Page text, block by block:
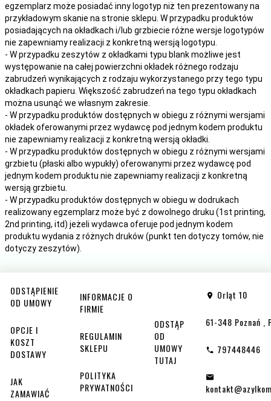
egzemplarz może posiadać inny logotyp niż ten prezentowany na
przykładowym skanie na stronie sklepu. W przypadku produktów
posiadających na okładkach i/lub grzbiecie różne wersje logotypów
nie zapewniamy realizacji z konkretną wersją logotypu.
- W przypadku zeszytów z okładkami typu blank możliwe jest
występowanie na całej powierzchni okładek różnego rodzaju
zabrudzeń wynikających z rodzaju wykorzystanego przy tego typu
okładkach papieru. Większość zabrudzeń na tego typu okładkach
można usunąć we własnym zakresie.
- W przypadku produktów dostępnych w obiegu z różnymi wersjami
okładek oferowanymi przez wydawcę pod jednym kodem produktu
nie zapewniamy realizacji z konkretną wersją okładki.
- W przypadku produktów dostępnych w obiegu z różnymi wersjami
grzbietu (płaski albo wypukły) oferowanymi przez wydawcę pod
jednym kodem produktu nie zapewniamy realizacji z konkretną
wersją grzbietu.
- W przypadku produktów dostępnych w obiegu w dodrukach
realizowany egzemplarz może być z dowolnego druku (1st printing,
2nd printing, itd) jeżeli wydawca oferuje pod jednym kodem
produktu wydania z różnych druków (punkt ten dotyczy tomów, nie
dotyczy zeszytów).
ODSTĄPIENIE
OD UMOWY
OPCJE I
KOSZT
DOSTAWY
JAK
ZAMAWIAĆ
INFORMACJE O
FIRMIE
REGULAMIN
SKLEPU
POLITYKA
PRYWATNOŚCI
ODSTĄP
OD
UMOWY
TUTAJ
Orląt 10
61-348 Poznań
797448446